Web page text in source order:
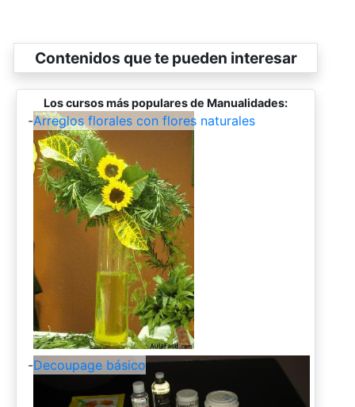
Contenidos que te pueden interesar
Los cursos más populares de Manualidades:
-Arreglos florales con flores naturales
-Decoupage básico